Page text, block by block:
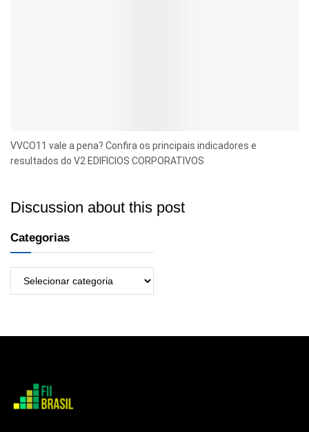
VVCO11 vale a pena? Confira os principais indicadores e
resultados do V2 EDIFICIOS CORPORATIVOS
Discussion about this post
Categorias